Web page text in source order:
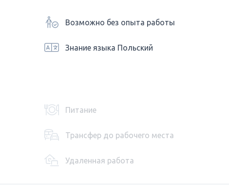
Возможно без опыта работы
Знание языка Польский
Питание
Трансфер до рабочего места
Удаленная работа